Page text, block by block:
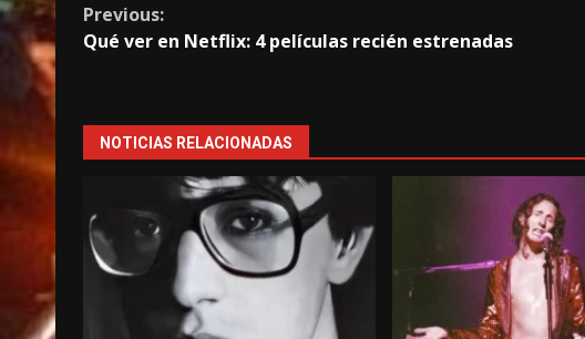
Continue
Reading
Previous:
Qué ver en Netflix: 4 películas recién estrenadas
NOTICIAS RELACIONADAS